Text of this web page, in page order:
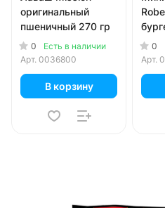
оригинальный
пшеничный 270 гр
0
Есть в наличии
Арт. 0036800
В корзину
0
Арт.